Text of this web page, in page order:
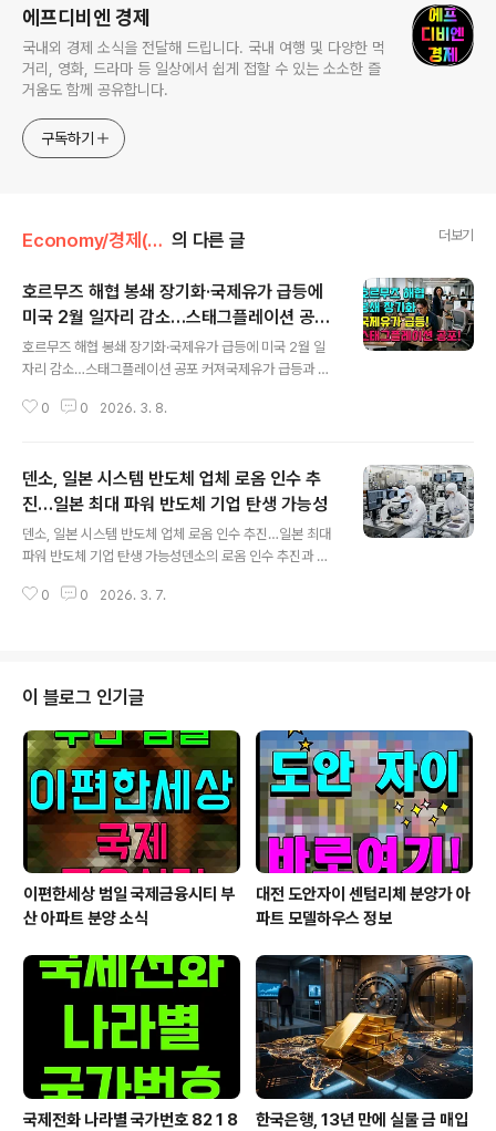
에프디비엔 경제
국내외 경제 소식을 전달해 드립니다. 국내 여행 및 다양한 먹
거리, 영화, 드라마 등 일상에서 쉽게 접할 수 있는 소소한 즐
거움도 함께 공유합니다.
구독하기
Economy/경제(산업·정책) 의 다른 글 더보기
호르무즈 해협 봉쇄 장기화·국제유가 급등에
미국 2월 일자리 감소…스태그플레이션 공포
커져
호르무즈 해협 봉쇄 장기화·국제유가 급등에 미국 2월 일
자리 감소…스태그플레이션 공포 커져국제유가 급등과 호
쇄 사태가 장기화 조짐을 보이면서 국제유가가 급등하고
습니다. 월가 주요 은행들은 봉쇄가 5주 이상 지속되면 10
0달러 돌파는 물론, 150달러, 나아가 200달러까지 도달
할 수 있다고 경고합니다. 골드만삭스는 2분기 유가 전망
을 상향 조정했고, 카타르 에너지부 장관은 2~3주 내 150
달러 돌파를 예측하며 세계 경제에 미칠 부정적 영향을 우
려했습니다. 미국 2월 고용지표 악화와 경제적 불안동반
0 0 2026. 3. 8.
덴소, 일본 시스템 반도체 업체 로옴 인수 추
진…일본 최대 파워 반도체 기업 탄생 가능성
덴소, 일본 시스템 반도체 업체 로옴 인수 추진…일본 최대
파워 반도체 기업 탄생 가능성덴소의 로옴 인수 추진과 배
도체 업체 로옴에 약 1조 3000억 엔 규모의 인수를 제안
통해 로옴 전 주식을 취득하는 방안을 검토 중이며, 로옴은
인수 수용 여부 판단을 위해 특별위원회를 구성한 상태입
니다. 만약 거부할 경우 덴소가 적대적 M&A를 추진할 가
능성도 있습니다. 파워 반도체 업계 재편과 경제산업성의
역할파워 반도체 산업은 중국 기업들의 급성장으로 공급
과잉 우려가 깊어지는 가운데, 일본..
0 0 2026. 3. 7.
이 블로그 인기글
이편한세상 범일 국제금융시티 부
산 아파트 분양 소식
대전 도안자이 센텀리체 분양가 아
파트 모델하우스 정보
국제전화 나라별 국가번호 82 1 8
한국은행, 13년 만에 실물 금 매입